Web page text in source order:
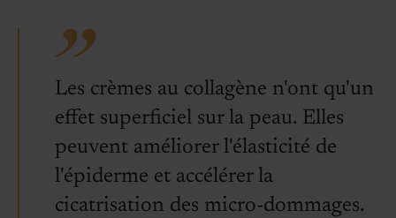
Les crèmes au collagène n'ont qu'un
effet superficiel sur la peau. Elles
peuvent améliorer l'élasticité de
l'épiderme et accélérer la
cicatrisation des micro-dommages.